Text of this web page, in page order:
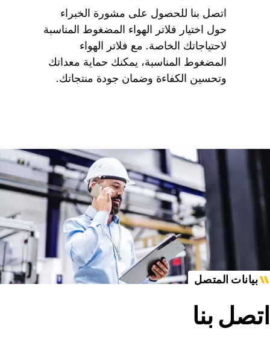
اتصل بنا للحصول على مشورة الخبراء
حول اختيار فلاتر الهواء المضغوط المناسبة
لاحتياجاتك الخاصة. مع فلاتر الهواء
المضغوط المناسبة، يمكنك حماية معداتك
وتحسين الكفاءة وضمان جودة منتجاتك.
بيانات المتصل
اتصل بنا